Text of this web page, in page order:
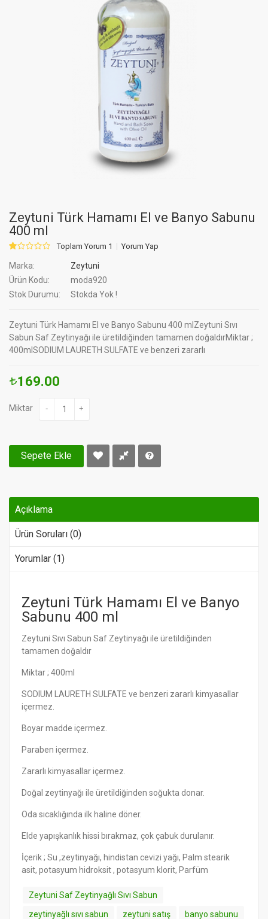
Zeytuni Türk Hamamı El ve Banyo Sabunu
400 ml
Toplam Yorum 1 Yorum Yap
Marka:
Zeytuni
Ürün Kodu:
moda920
Stok Durumu:
Stokda Yok !
Zeytuni Türk Hamamı El ve Banyo Sabunu 400 mlZeytuni Sıvı
Sabun Saf Zeytinyağı ile üretildiğinden tamamen doğaldırMiktar ;
400mlSODIUM LAURETH SULFATE ve benzeri zararlı
169.00
Miktar - +
Sepete Ekle
Açıklama
Ürün Soruları (0)
Yorumlar (1)
Zeytuni Türk Hamamı El ve Banyo
Sabunu 400 ml
Zeytuni Sıvı Sabun Saf Zeytinyağı ile üretildiğinden
tamamen doğaldır
Miktar ; 400ml
SODIUM LAURETH SULFATE ve benzeri zararlı kimyasallar
içermez.
Boyar madde içermez.
Paraben içermez.
Zararlı kimyasallar içermez.
Doğal zeytinyağı ile üretildiğinden soğukta donar.
Oda sıcaklığında ilk haline döner.
Elde yapışkanlık hissi bırakmaz, çok çabuk durulanır.
İçerik ; Su ,zeytinyağı, hindistan cevizi yağı, Palm stearik
asit, potasyum hidroksit , potasyum klorit, Parfüm
Zeytuni Saf Zeytinyağlı Sıvı Sabun
zeytinyağlı sıvı sabun
zeytuni satış banyo sabunu